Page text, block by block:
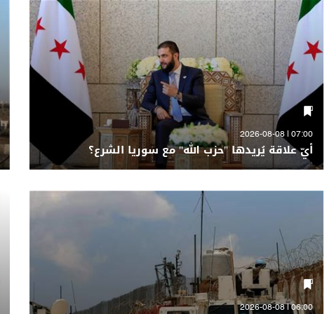
07:00 | 2026-08-08
أيّ علاقة يُريدها "حزب الله" مع سوريا الشرع؟
06:00 | 2026-08-08